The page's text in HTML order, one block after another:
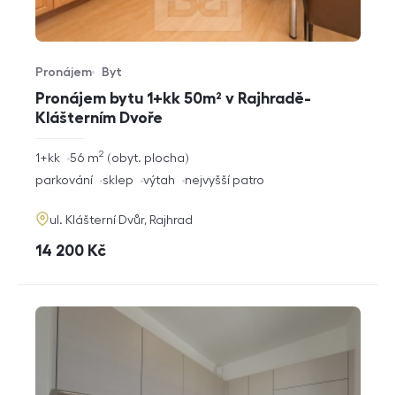
Pronájem bytu 1+kk 50m² v Rajhradě-
Klášterním Dvoře
Typ nabídky
Pronájem
Typ nemovitosti
Byt
rozměry
dispozice
1+kk obyt. plocha
56 m2
funkce
parkování sklep výtah nejvyšší patro
adresa
ul. Klášterní Dvůr, Rajhrad
cena
14 200 Kč